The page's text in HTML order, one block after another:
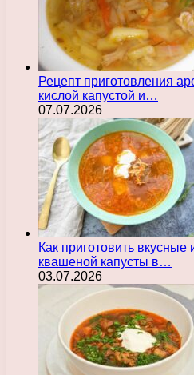
Рецепт приготовления
кислой капустой и…
07.07.2026
Как приготовить
квашеной капусты в…
03.07.2026